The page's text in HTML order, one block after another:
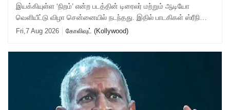
இயக்கியுள்ள ‘நிறம்’ என்ற படத்தின் டிரைலர் மற்றும் ஆடியோ
வெளியீட்டு விழா சென்னையில் நடந்தது. இதில் பாடகிகள் ஸ்ரீநிஷா,
பிரவஸ்தி, டான்ஸ் மாஸ்டர் சாய்
Fri,7 Aug 2026 கோலிவுட் (Kollywood)